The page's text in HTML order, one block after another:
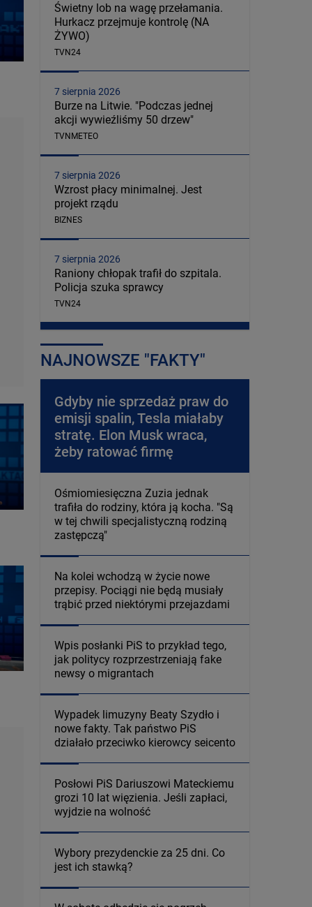
Świetny lob na wagę przełamania.
Hurkacz przejmuje kontrolę (NA
ŻYWO)
TVN24
7 sierpnia 2026
Burze na Litwie. "Podczas jednej
akcji wywieźliśmy 50 drzew"
TVNMETEO
7 sierpnia 2026
Wzrost płacy minimalnej. Jest
projekt rządu
BIZNES
7 sierpnia 2026
Raniony chłopak trafił do szpitala.
Policja szuka sprawcy
TVN24
NAJNOWSZE "FAKTY"
Gdyby nie sprzedaż praw do
emisji spalin, Tesla miałaby
stratę. Elon Musk wraca,
żeby ratować firmę
Ośmiomiesięczna Zuzia jednak
trafiła do rodziny, która ją kocha. "Są
w tej chwili specjalistyczną rodziną
zastępczą"
Na kolei wchodzą w życie nowe
przepisy. Pociągi nie będą musiały
trąbić przed niektórymi przejazdami
Wpis posłanki PiS to przykład tego,
jak politycy rozprzestrzeniają fake
newsy o migrantach
Wypadek limuzyny Beaty Szydło i
nowe fakty. Tak państwo PiS
działało przeciwko kierowcy seicento
Posłowi PiS Dariuszowi Mateckiemu
grozi 10 lat więzienia. Jeśli zapłaci,
wyjdzie na wolność
Wybory prezydenckie za 25 dni. Co
jest ich stawką?